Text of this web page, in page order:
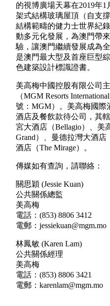
的視博廣場天幕在2019年
架式結構玻璃屋頂（自支
結構範疇的健力士世界紀
動多元化發展，為澳門帶
驗，讓澳門繼續發展成為
是澳門最大型及首座巨型
色建築設計標識證書。
美高梅中國控股有限公司
（MGM Resorts
號：MGM）。美高梅國際
酒店及餐飲款待公司，其
宮大酒店（Bellagio）、美
Grand）、曼德拉灣大酒店
酒店（The Mirage）。
傳媒如有查詢，請聯絡：
關思穎 (Jessie Kuan)
公共關係總監
美高梅
電話：(853) 8806 3412
電郵：jessiekuan@mgm.mo
林鳳敏 (Karen Lam)
公共關係經理
美高梅
電話：(853) 8806 3421
電郵：karenlam@mgm.mo